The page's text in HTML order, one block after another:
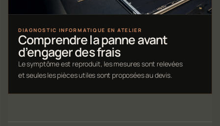
DIAGNOSTIC INFORMATIQUE EN ATELIER
Comprendre la panne avant
d’engager des frais
Le symptôme est reproduit, les mesures sont relevées
et seules les pièces utiles sont proposées au devis.